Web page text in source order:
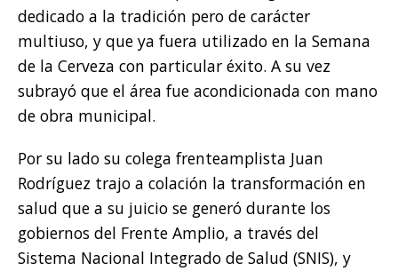
dedicado a la tradición pero de carácter
multiuso, y que ya fuera utilizado en la Semana
de la Cerveza con particular éxito. A su vez
subrayó que el área fue acondicionada con mano
de obra municipal.
Por su lado su colega frenteamplista Juan
Rodríguez trajo a colación la transformación en
salud que a su juicio se generó durante los
gobiernos del Frente Amplio, a través del
Sistema Nacional Integrado de Salud (SNIS), y